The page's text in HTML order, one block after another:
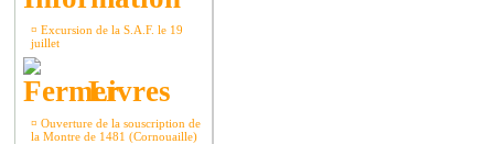
¤ Excursion de la S.A.F. le 19
juillet
Livres
¤ Ouverture de la souscription de
la Montre de 1481 (Cornouaille)